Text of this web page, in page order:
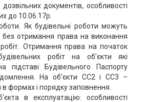
документів, особливості
до 10.06.17р.
Як будівельні роботи можуть
без отримання права на виконання
робіт. Отримання права на початок
робіт на об'єкти які
підставі Будівельного Паспорту
На об'єкти СС2 і СС3 –
в формах і порядку заповнення.
в експлуатацію: особливості